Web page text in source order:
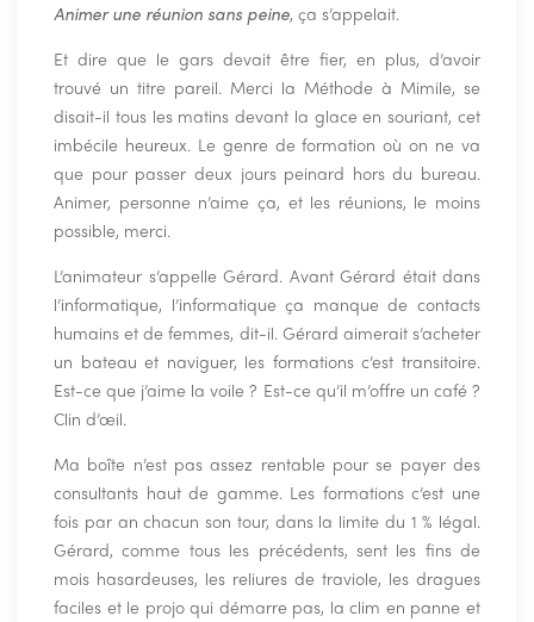
Animer une réunion sans peine, ça s’appelait.
Et dire que le gars devait être fier, en plus, d’avoir
trouvé un titre pareil. Merci la Méthode à Mimile, se
disait-il tous les matins devant la glace en souriant, cet
imbécile heureux. Le genre de formation où on ne va
que pour passer deux jours peinard hors du bureau.
Animer, personne n’aime ça, et les réunions, le moins
possible, merci.
L’animateur s’appelle Gérard. Avant Gérard était dans
l’informatique, l’informatique ça manque de contacts
humains et de femmes, dit-il. Gérard aimerait s’acheter
un bateau et naviguer, les formations c’est transitoire.
Est-ce que j’aime la voile ? Est-ce qu’il m’offre un café ?
Clin d’œil.
Ma boîte n’est pas assez rentable pour se payer des
consultants haut de gamme. Les formations c’est une
fois par an chacun son tour, dans la limite du 1 % légal.
Gérard, comme tous les précédents, sent les fins de
mois hasardeuses, les reliures de traviole, les dragues
faciles et le projo qui démarre pas, la clim en panne et